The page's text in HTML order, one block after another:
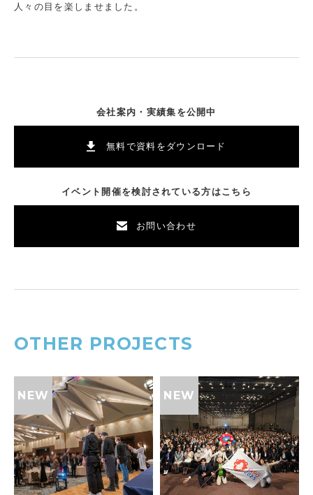
人々の目を楽しませました。
会社案内・実績集を公開中
無料で資料をダウンロード
イベント開催を検討されている方はこちら
お問い合わせ
OTHER PROJECTS